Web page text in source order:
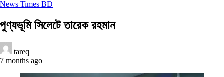
News Times BD
পুণ্যভূমি সিলেটে তারেক রহমান
tareq
7 months ago